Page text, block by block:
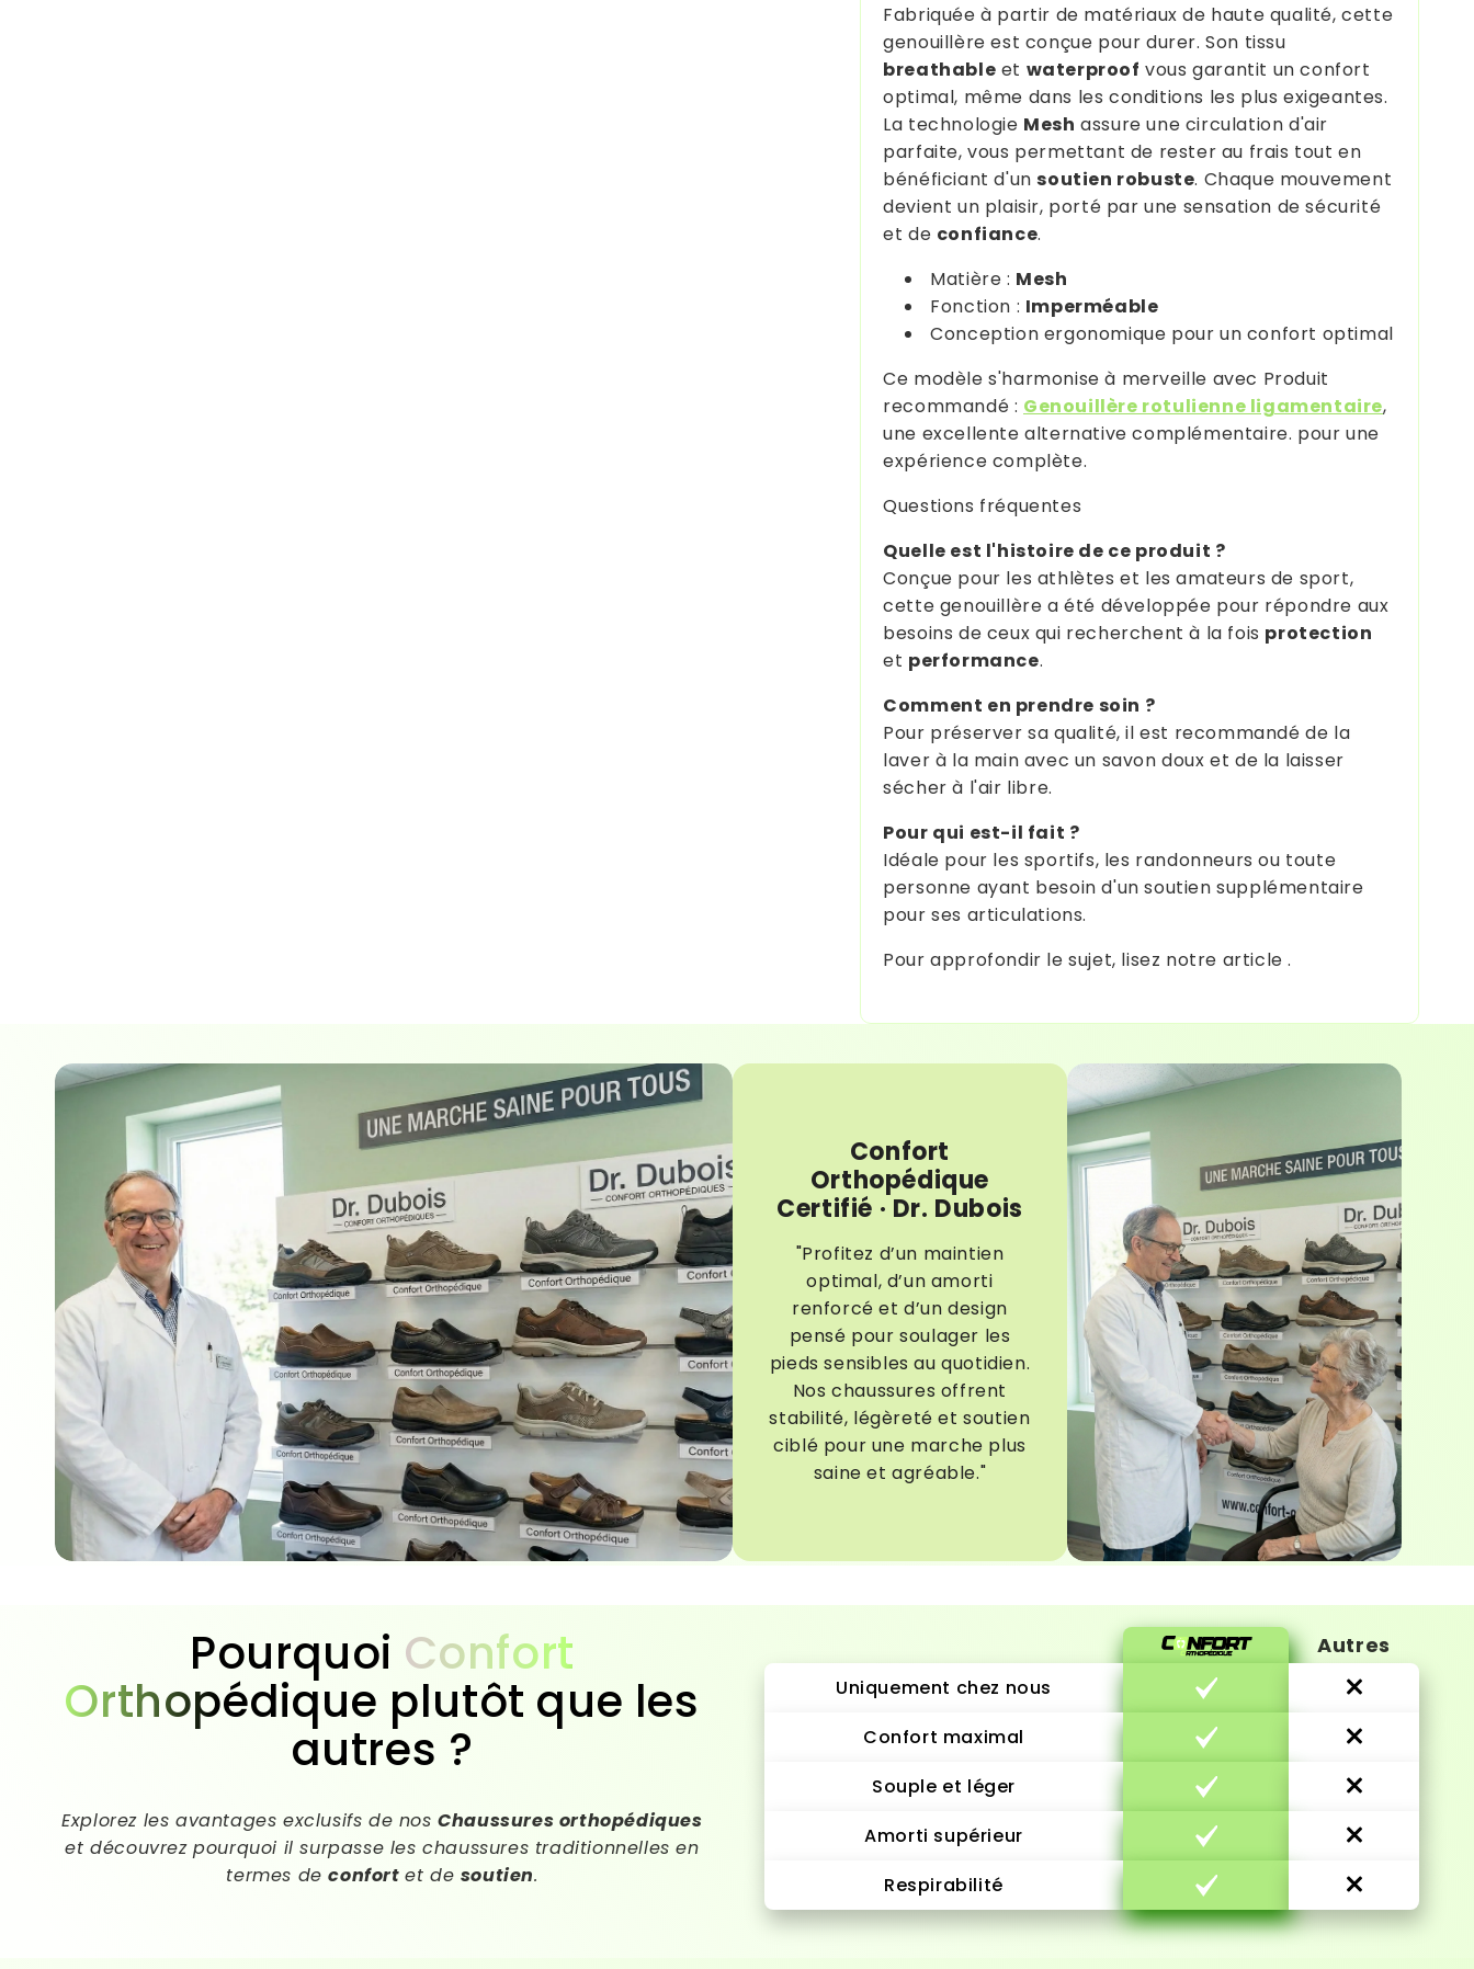
Fabriquée à partir de matériaux de haute qualité, cette
genouillère est conçue pour durer. Son tissu
breathable et waterproof vous garantit un confort
optimal, même dans les conditions les plus exigeantes.
La technologie Mesh assure une circulation d'air
parfaite, vous permettant de rester au frais tout en
bénéficiant d'un soutien robuste. Chaque mouvement
devient un plaisir, porté par une sensation de sécurité
et de confiance.
Matière : Mesh
Fonction : Imperméable
Conception ergonomique pour un confort optimal
Ce modèle s'harmonise à merveille avec Produit
recommandé : Genouillère rotulienne ligamentaire,
une excellente alternative complémentaire. pour une
expérience complète.
Questions fréquentes
Quelle est l'histoire de ce produit ?
Conçue pour les athlètes et les amateurs de sport,
cette genouillère a été développée pour répondre aux
besoins de ceux qui recherchent à la fois protection
et performance.
Comment en prendre soin ?
Pour préserver sa qualité, il est recommandé de la
laver à la main avec un savon doux et de la laisser
sécher à l'air libre.
Pour qui est-il fait ?
Idéale pour les sportifs, les randonneurs ou toute
personne ayant besoin d'un soutien supplémentaire
pour ses articulations.
Pour approfondir le sujet, lisez notre article .
Confort
Orthopédique
Certifié · Dr. Dubois
"Profitez d’un maintien
optimal, d’un amorti
renforcé et d’un design
pensé pour soulager les
pieds sensibles au quotidien.
Nos chaussures offrent
stabilité, légèreté et soutien
ciblé pour une marche plus
saine et agréable."
Pourquoi Confort
Orthopédique plutôt que les
autres ?
Explorez les avantages exclusifs de nosChaussures orthopédiques
et découvrez pourquoi il surpasse les chaussures traditionnelles en
termes deconfortet de soutien.
Autres
Uniquement chez nous
Confort maximal
Souple et léger
Amorti supérieur
Respirabilité